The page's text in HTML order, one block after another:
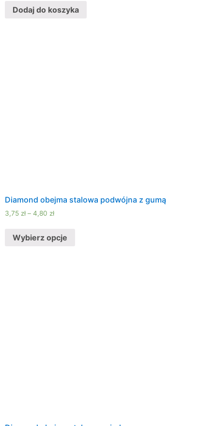
Dodaj do koszyka
Diamond obejma stalowa podwójna z gumą
3,75 zł – 4,80 zł
Wybierz opcje